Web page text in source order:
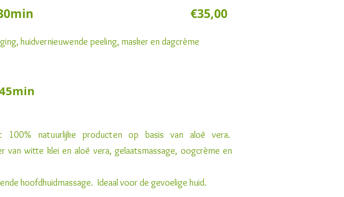
€35,00
huidvernieuwende peeling, masker en dagcrème
45min
100% natuurlijke producten op basis van aloë vera.
van witte klei en aloë vera, gelaatsmassage, oogcrème en
hoofdhuidmassage. Ideaal voor de gevoelige huid.